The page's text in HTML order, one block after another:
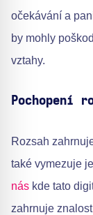
očekávání a
by mohly
vztahy.
Pochopení
Rozsah
také vymezuje
nás kde tato
zahrnuje